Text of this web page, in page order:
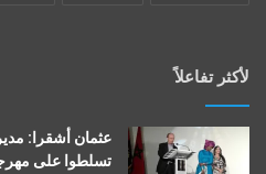
لأكثر تفاعلاً
عثمان أشقرا:
تسلطوا على